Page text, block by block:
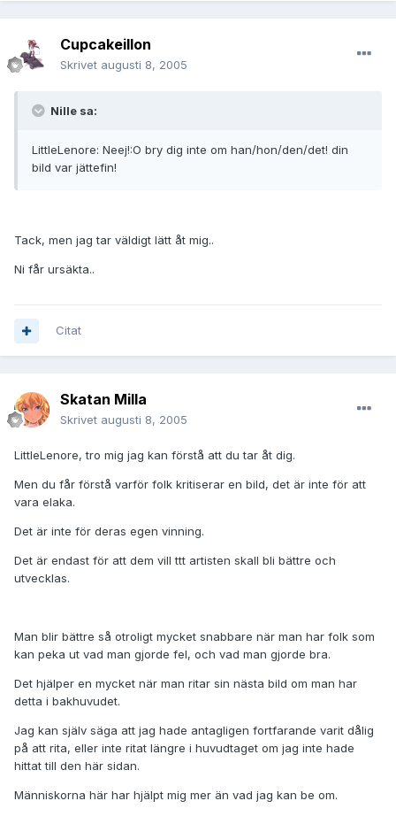
Cupcakeillon
Skrivet augusti 8, 2005
Nille sa:
LittleLenore: Neej!:O bry dig inte om han/hon/den/det! din
bild var jättefin!
Tack, men jag tar väldigt lätt åt mig..
Ni får ursäkta..
Citat
Skatan Milla
Skrivet augusti 8, 2005
LittleLenore, tro mig jag kan förstå att du tar åt dig.
Men du får förstå varför folk kritiserar en bild, det är inte för att
vara elaka.
Det är inte för deras egen vinning.
Det är endast för att dem vill ttt artisten skall bli bättre och
utvecklas.
Man blir bättre så otroligt mycket snabbare när man har folk som
kan peka ut vad man gjorde fel, och vad man gjorde bra.
Det hjälper en mycket när man ritar sin nästa bild om man har
detta i bakhuvudet.
Jag kan själv säga att jag hade antagligen fortfarande varit dålig
på att rita, eller inte ritat längre i huvudtaget om jag inte hade
hittat till den här sidan.
Människorna här har hjälpt mig mer än vad jag kan be om.